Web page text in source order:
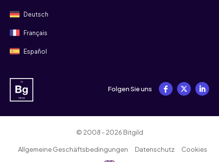
Deutsch
Français
Español
Folgen Sie uns
© 2008 - 2026 Bitgild
Allgemeine Geschäftsbedingungen Datenschutz Cookies